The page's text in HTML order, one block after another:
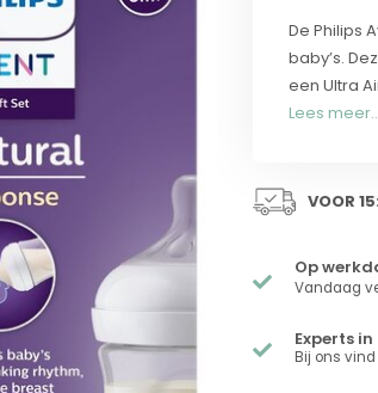
De Philips
baby’s.
een Ultra
Lees meer..
VOOR
Op
Vandaag
Experts
Bij ons vind